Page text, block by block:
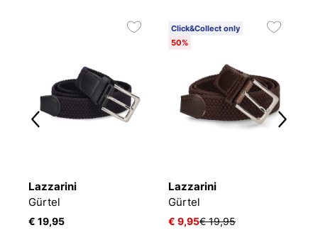
Lazzarini
Gürtel
€ 19,95
Click&Collect only
50%
Lazzarini
Gürtel
€ 9,95€ 19,95